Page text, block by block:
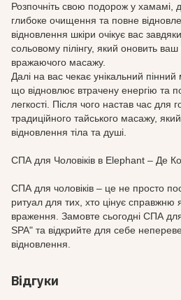
Розпочніть свою подорож у хамамі,
глибоке очищення та повне
відновлення шкіри очікує вас
сольовому пілінгу, який оновить ваш
вражаючого масажу.
Далі на вас чекає унікальний
що відновлює втрачену енергію та
легкості. Після чого настав час для
традиційного тайського масажу,
відновлення тіла та душі.
СПА для Чоловіків в Elephant – Де
СПА для чоловіків – це не просто
ритуал для тих, хто цінує справжню
враження. Замовте сьогодні СПА
SPA" та відкрийте для себе
відновлення.
Відгуки